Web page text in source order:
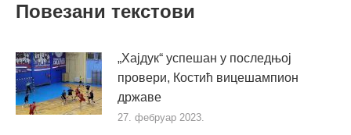
Повезани текстови
„Хајдук“ успешан у последњој
провери, Костић вицешампион
државе
27. фебруар 2023.